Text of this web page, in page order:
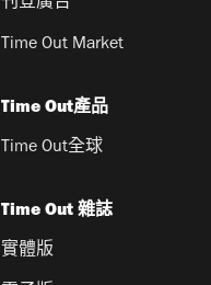
Time Out Market
Time Out產品
Time Out全球
Time Out 雜誌
實體版